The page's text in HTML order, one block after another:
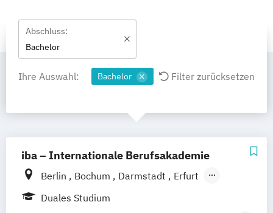
Abschluss:
Bachelor
Ihre Auswahl: Bachelor Filter zurücksetzen
iba – Internationale Berufsakademie
Berlin Bochum Darmstadt
Erfurt
Hamburg
Heidelberg
Duales Studium